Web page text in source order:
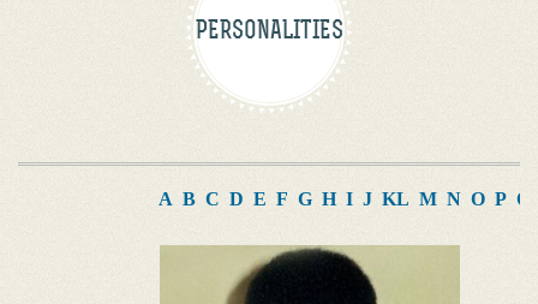
PERSONALITIES
A B C D E F G H I J KL M N O P Q